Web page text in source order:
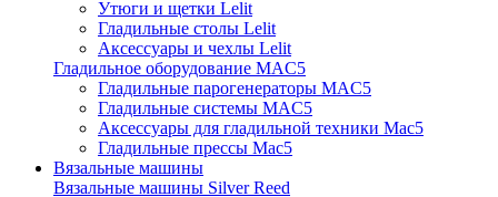
Утюги и щетки Lelit
Гладильные столы Lelit
Аксессуары и чехлы Lelit
Гладильное оборудование MAC5
Гладильные парогенераторы MAC5
Гладильные системы MAC5
Аксессуары для гладильной техники Mac5
Гладильные прессы Mac5
Вязальные машины
Вязальные машины Silver Reed